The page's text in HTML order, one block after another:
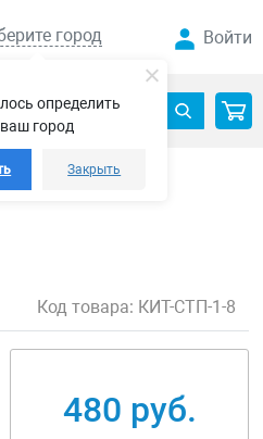
определить
ваш город
Закрыть
город Войти
Код товара: КИТ-СТП-1-8
480 руб.